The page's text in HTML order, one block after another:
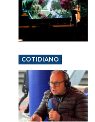
COTIDIANO